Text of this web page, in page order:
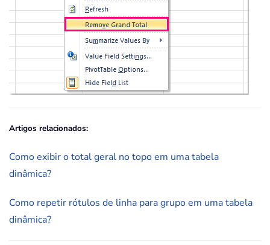
Artigos relacionados:
Como exibir o total geral no topo em uma tabela
dinâmica?
Como repetir rótulos de linha para grupo em uma tabela
dinâmica?